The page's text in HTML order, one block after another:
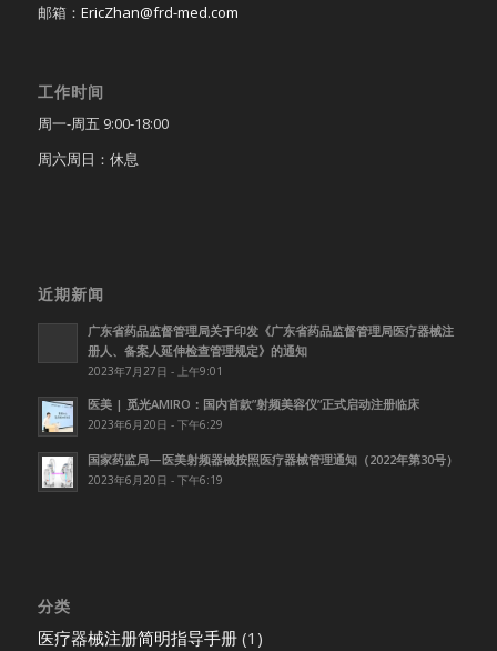
邮箱： EricZhan@frd-med.com
工作时间
周一-周五 9:00-18:00
周六周日：休息
近期新闻
广东省药品监督管理局关于印发《广东省药品监督管理局医疗器械注
册人、备案人延伸检查管理规定》的通知
2023年7月27日 - 上午9:01
医美 | 觅光AMIRO：国内首款”射频美容仪”正式启动注册临床
2023年6月20日 - 下午6:29
国家药监局—医美射频器械按照医疗器械管理通知（2022年第30号）
2023年6月20日 - 下午6:19
分类
医疗器械注册简明指导手册(1)